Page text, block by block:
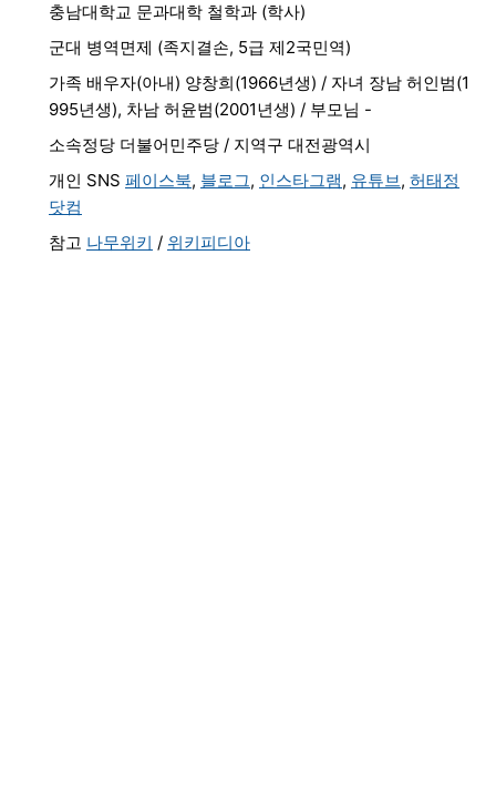
충남대학교 문과대학 철학과 (학사)
군대 병역면제 (족지결손, 5급 제2국민역)
가족 배우자(아내) 양창희(1966년생) / 자녀 장남 허인범(1
995년생), 차남 허윤범(2001년생) / 부모님 -
소속정당 더불어민주당 / 지역구 대전광역시
개인 SNS 페이스북, 블로그, 인스타그램, 유튜브, 허태정
닷컴
참고 나무위키 / 위키피디아